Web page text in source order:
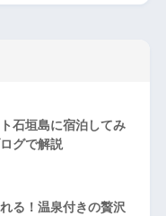
石垣島に宿泊してみ
グで解説
る！温泉付きの贅沢